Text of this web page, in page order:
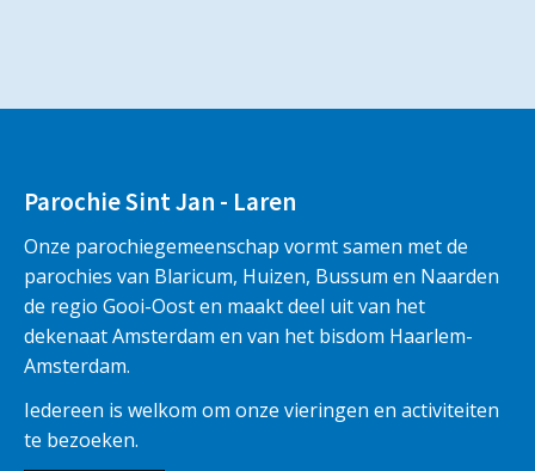
Parochie Sint Jan - Laren
Onze parochiegemeenschap vormt samen met de
parochies van Blaricum, Huizen, Bussum en Naarden
de regio Gooi-Oost en maakt deel uit van het
dekenaat Amsterdam en van het bisdom Haarlem-
Amsterdam.
Iedereen is welkom om onze vieringen en activiteiten
te bezoeken.